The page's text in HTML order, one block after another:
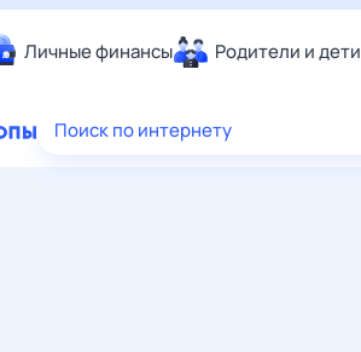
Личные финансы Родители и дети
Еда
Поиск по интернету